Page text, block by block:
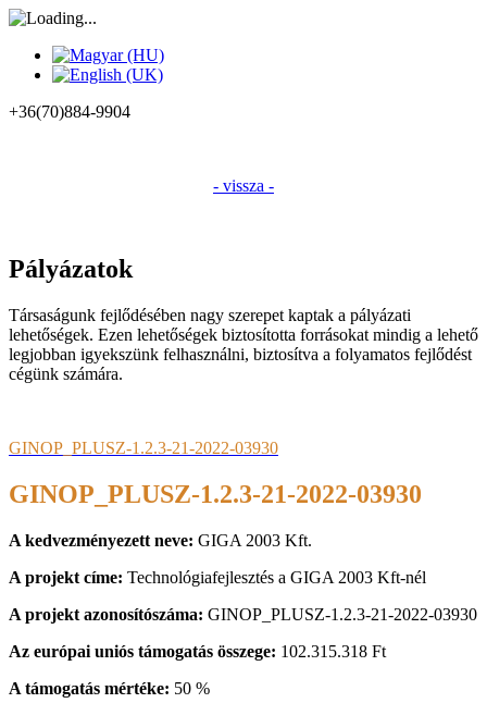
+36(70)884-9904
- vissza -
Pályázatok
Társaságunk fejlődésében nagy szerepet kaptak a pályázati
lehetőségek. Ezen lehetőségek biztosította forrásokat mindig a lehető
legjobban igyekszünk felhasználni, biztosítva a folyamatos fejlődést
cégünk számára.
GINOP_PLUSZ-1.2.3-21-2022-03930
GINOP_PLUSZ-1.2.3-21-2022-03930
A kedvezményezett neve: GIGA 2003 Kft.
A projekt címe: Technológiafejlesztés a GIGA 2003 Kft-nél
A projekt azonosítószáma: GINOP_PLUSZ-1.2.3-21-2022-03930
Az európai uniós támogatás összege: 102.315.318 Ft
A támogatás mértéke: 50 %